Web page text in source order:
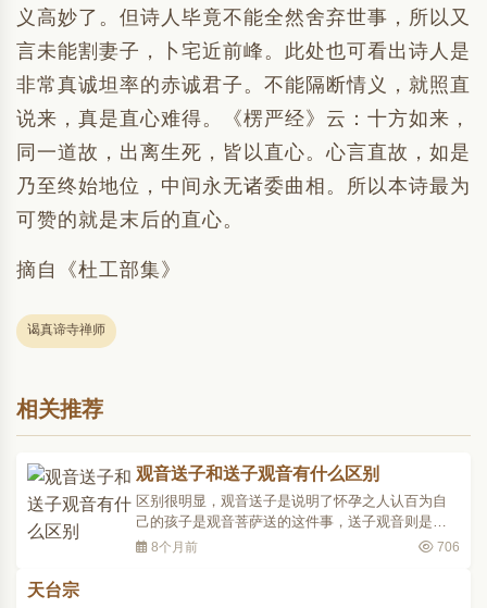
义高妙了。但诗人毕竟不能全然舍弃世事，所以又
言未能割妻子，卜宅近前峰。此处也可看出诗人是
非常真诚坦率的赤诚君子。不能隔断情义，就照直
说来，真是直心难得。《楞严经》云：十方如来，
同一道故，出离生死，皆以直心。心言直故，如是
乃至终始地位，中间永无诸委曲相。所以本诗最为
可赞的就是末后的直心。
摘自《杜工部集》
谒真谛寺禅师
相关推荐
观音送子和送子观音有什么区别
区别很明显，观音送子是说明了怀孕之人认百为自
己的孩子是观音菩萨送的这件事，送子观音则是单
指观音菩萨的一个化身。观音菩萨是佛教四大菩萨
8个月前 706
天台宗